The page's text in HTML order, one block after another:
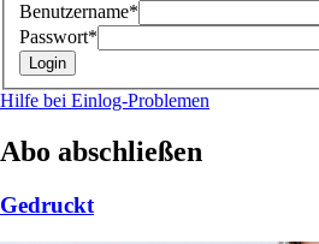
Benutzername*
Passwort*
Hilfe bei Einlog-Problemen
Abo abschließen
Gedruckt